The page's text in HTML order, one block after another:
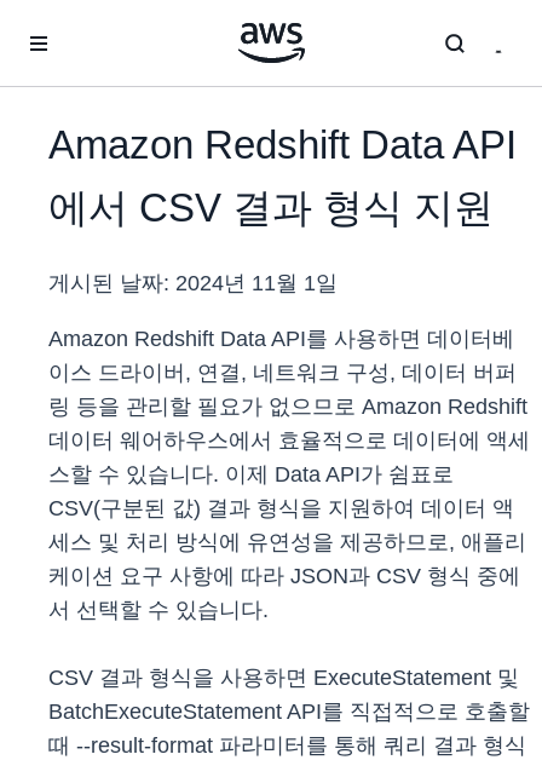
Amazon Redshift Data API
에서 CSV 결과 형식 지원
게시된 날짜: 2024년 11월 1일
Amazon Redshift Data API를 사용하면 데이터베
이스 드라이버, 연결, 네트워크 구성, 데이터 버퍼
링 등을 관리할 필요가 없으므로 Amazon Redshift
데이터 웨어하우스에서 효율적으로 데이터에 액세
스할 수 있습니다. 이제 Data API가 쉼표로
CSV(구분된 값) 결과 형식을 지원하여 데이터 액
세스 및 처리 방식에 유연성을 제공하므로, 애플리
케이션 요구 사항에 따라 JSON과 CSV 형식 중에
서 선택할 수 있습니다.
CSV 결과 형식을 사용하면 ExecuteStatement 및
BatchExecuteStatement API를 직접적으로 호출할
때 --result-format 파라미터를 통해 쿼리 결과 형식